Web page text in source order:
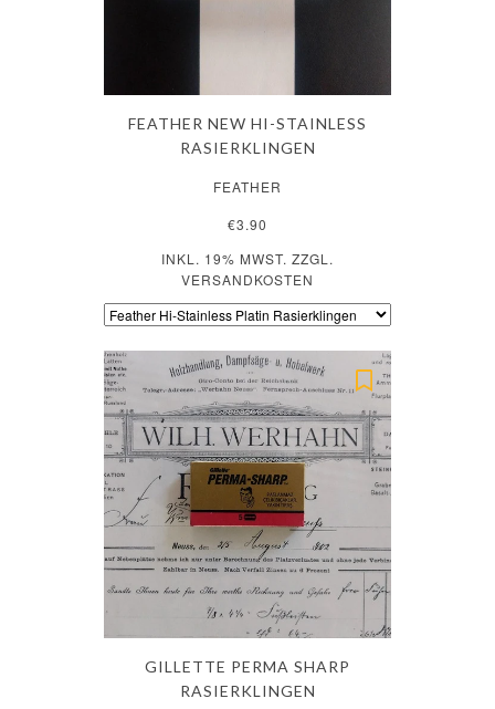
FEATHER NEW HI-STAINLESS
RASIERKLINGEN
FEATHER
€3.90
INKL. 19% MWST. ZZGL.
VERSANDKOSTEN
GILLETTE PERMA SHARP
RASIERKLINGEN